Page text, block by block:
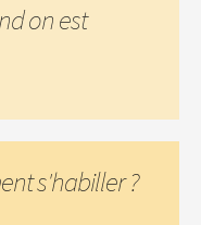
on est
s'habiller ?